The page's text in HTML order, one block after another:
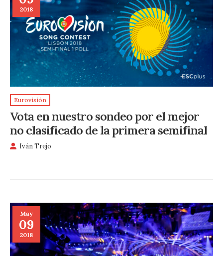
2018
Eurovisión
Vota en nuestro sondeo por el mejor
no clasificado de la primera semifinal
Iván Trejo
May
09
2018